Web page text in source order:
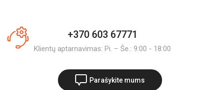
+370 603 67771
Klientų aptarnavimas: Pi. – Še.: 9:00 - 18:00
Parašykite mums